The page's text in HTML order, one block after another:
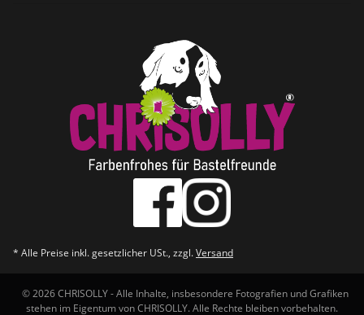
* Alle Preise inkl. gesetzlicher USt., zzgl.Versand
© 2026 CHRISOLLY - Alle Inhalte, insbesondere Fotografien und Grafiken
stehen im Eigentum von CHRISOLLY. Alle Rechte bleiben vorbehalten.